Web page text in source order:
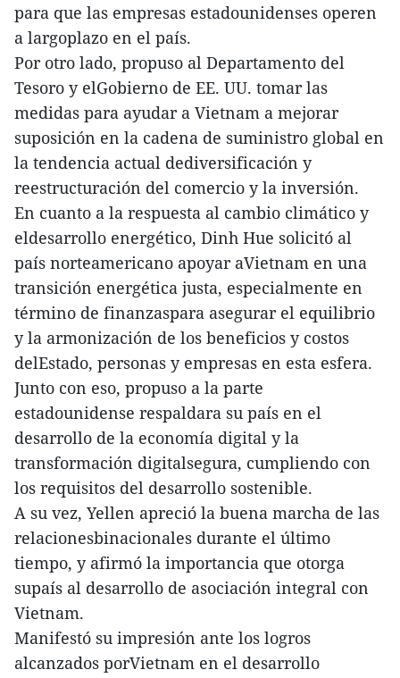
para que las empresas estadounidenses operen
a largoplazo en el país.
Por otro lado, propuso al Departamento del
Tesoro y elGobierno de EE. UU. tomar las
medidas para ayudar a Vietnam a mejorar
suposición en la cadena de suministro global en
la tendencia actual dediversificación y
reestructuración del comercio y la inversión.
En cuanto a la respuesta al cambio climático y
eldesarrollo energético, Dinh Hue solicitó al
país norteamericano apoyar aVietnam en una
transición energética justa, especialmente en
término de finanzaspara asegurar el equilibrio
y la armonización de los beneficios y costos
delEstado, personas y empresas en esta esfera.
Junto con eso, propuso a la parte
estadounidense respaldara su país en el
desarrollo de la economía digital y la
transformación digitalsegura, cumpliendo con
los requisitos del desarrollo sostenible.
A su vez, Yellen apreció la buena marcha de las
relacionesbinacionales durante el último
tiempo, y afirmó la importancia que otorga
supaís al desarrollo de asociación integral con
Vietnam.
Manifestó su impresión ante los logros
alcanzados porVietnam en el desarrollo